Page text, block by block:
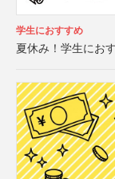
学生におすすめ
夏休み！学生にお